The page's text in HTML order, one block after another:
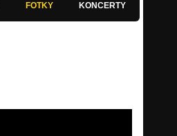
FOTKY KONCERTY